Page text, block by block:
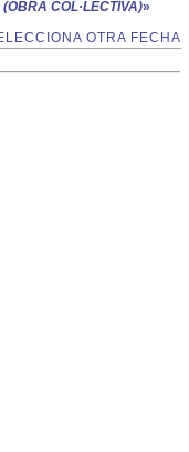
(OBRA COL·LECTIVA)»
OTRA FECHA